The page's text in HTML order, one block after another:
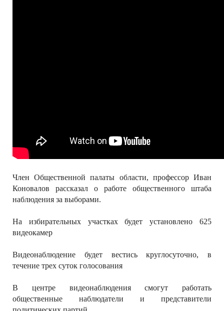
Член Общественной палаты области, профессор Иван
Коновалов рассказал о работе общественного штаба
наблюдения за выборами.
На избирательных участках будет установлено 625
видеокамер
Видеонаблюдение будет вестись круглосуточно, в
течение трех суток голосования
В центре видеонаблюдения смогут работать
общественные наблюдатели и представители